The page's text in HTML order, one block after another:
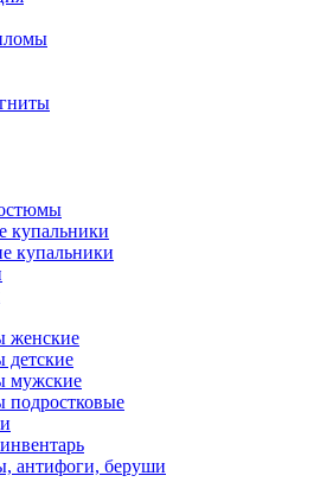
купальники
купальники
женские
детские
мужские
подростковые
антифоги, беруши